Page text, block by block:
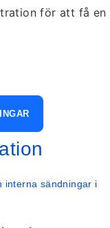
för att få en
interna sändningar i